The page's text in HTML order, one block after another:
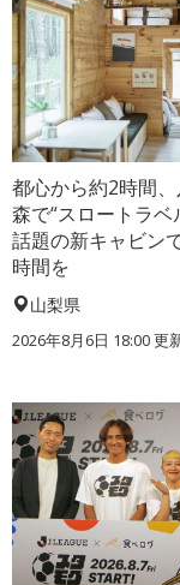
都心から約2時間
森で“スロートラ
話題の新キャビン
時間を
山梨県
2026年8月6日 18:00更